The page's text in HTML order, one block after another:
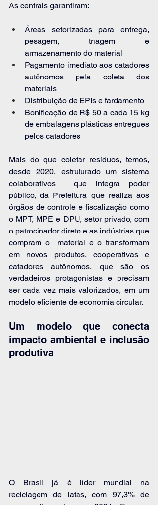
As centrais garantiram:
Áreas setorizadas para entrega,
pesagem, triagem e
armazenamento do material
Pagamento imediato aos catadores
autônomos pela coleta dos
materiais
Distribuição de EPIs e fardamento
Bonificação de R$ 50 a cada 15 kg
de embalagens plásticas entregues
pelos catadores
Mais do que coletar resíduos, temos,
desde 2020, estruturado um sistema
colaborativos  que integra poder
público, da Prefeitura que realiza aos
órgãos de controle e fiscalização como
o MPT, MPE e DPU, setor privado, com
o patrocinador direto e as indústrias que
compram o  material e o transformam
em novos produtos, cooperativas e
catadores autônomos, que são os
verdadeiros protagonistas e precisam
ser cada vez mais valorizados, em um
modelo eficiente de economia circular.
Um modelo que conecta
impacto ambiental e inclusão
produtiva
O Brasil já é líder mundial na
reciclagem de latas, com 97,3% de